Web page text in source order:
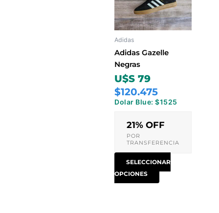
Adidas
Adidas Gazelle
Negras
U$S 79
$120.475
Dolar Blue: $1525
21% OFF
POR
TRANSFERENCIA
SELECCIONAR
OPCIONES
variantes.
Las
opciones
pueden
página
producto